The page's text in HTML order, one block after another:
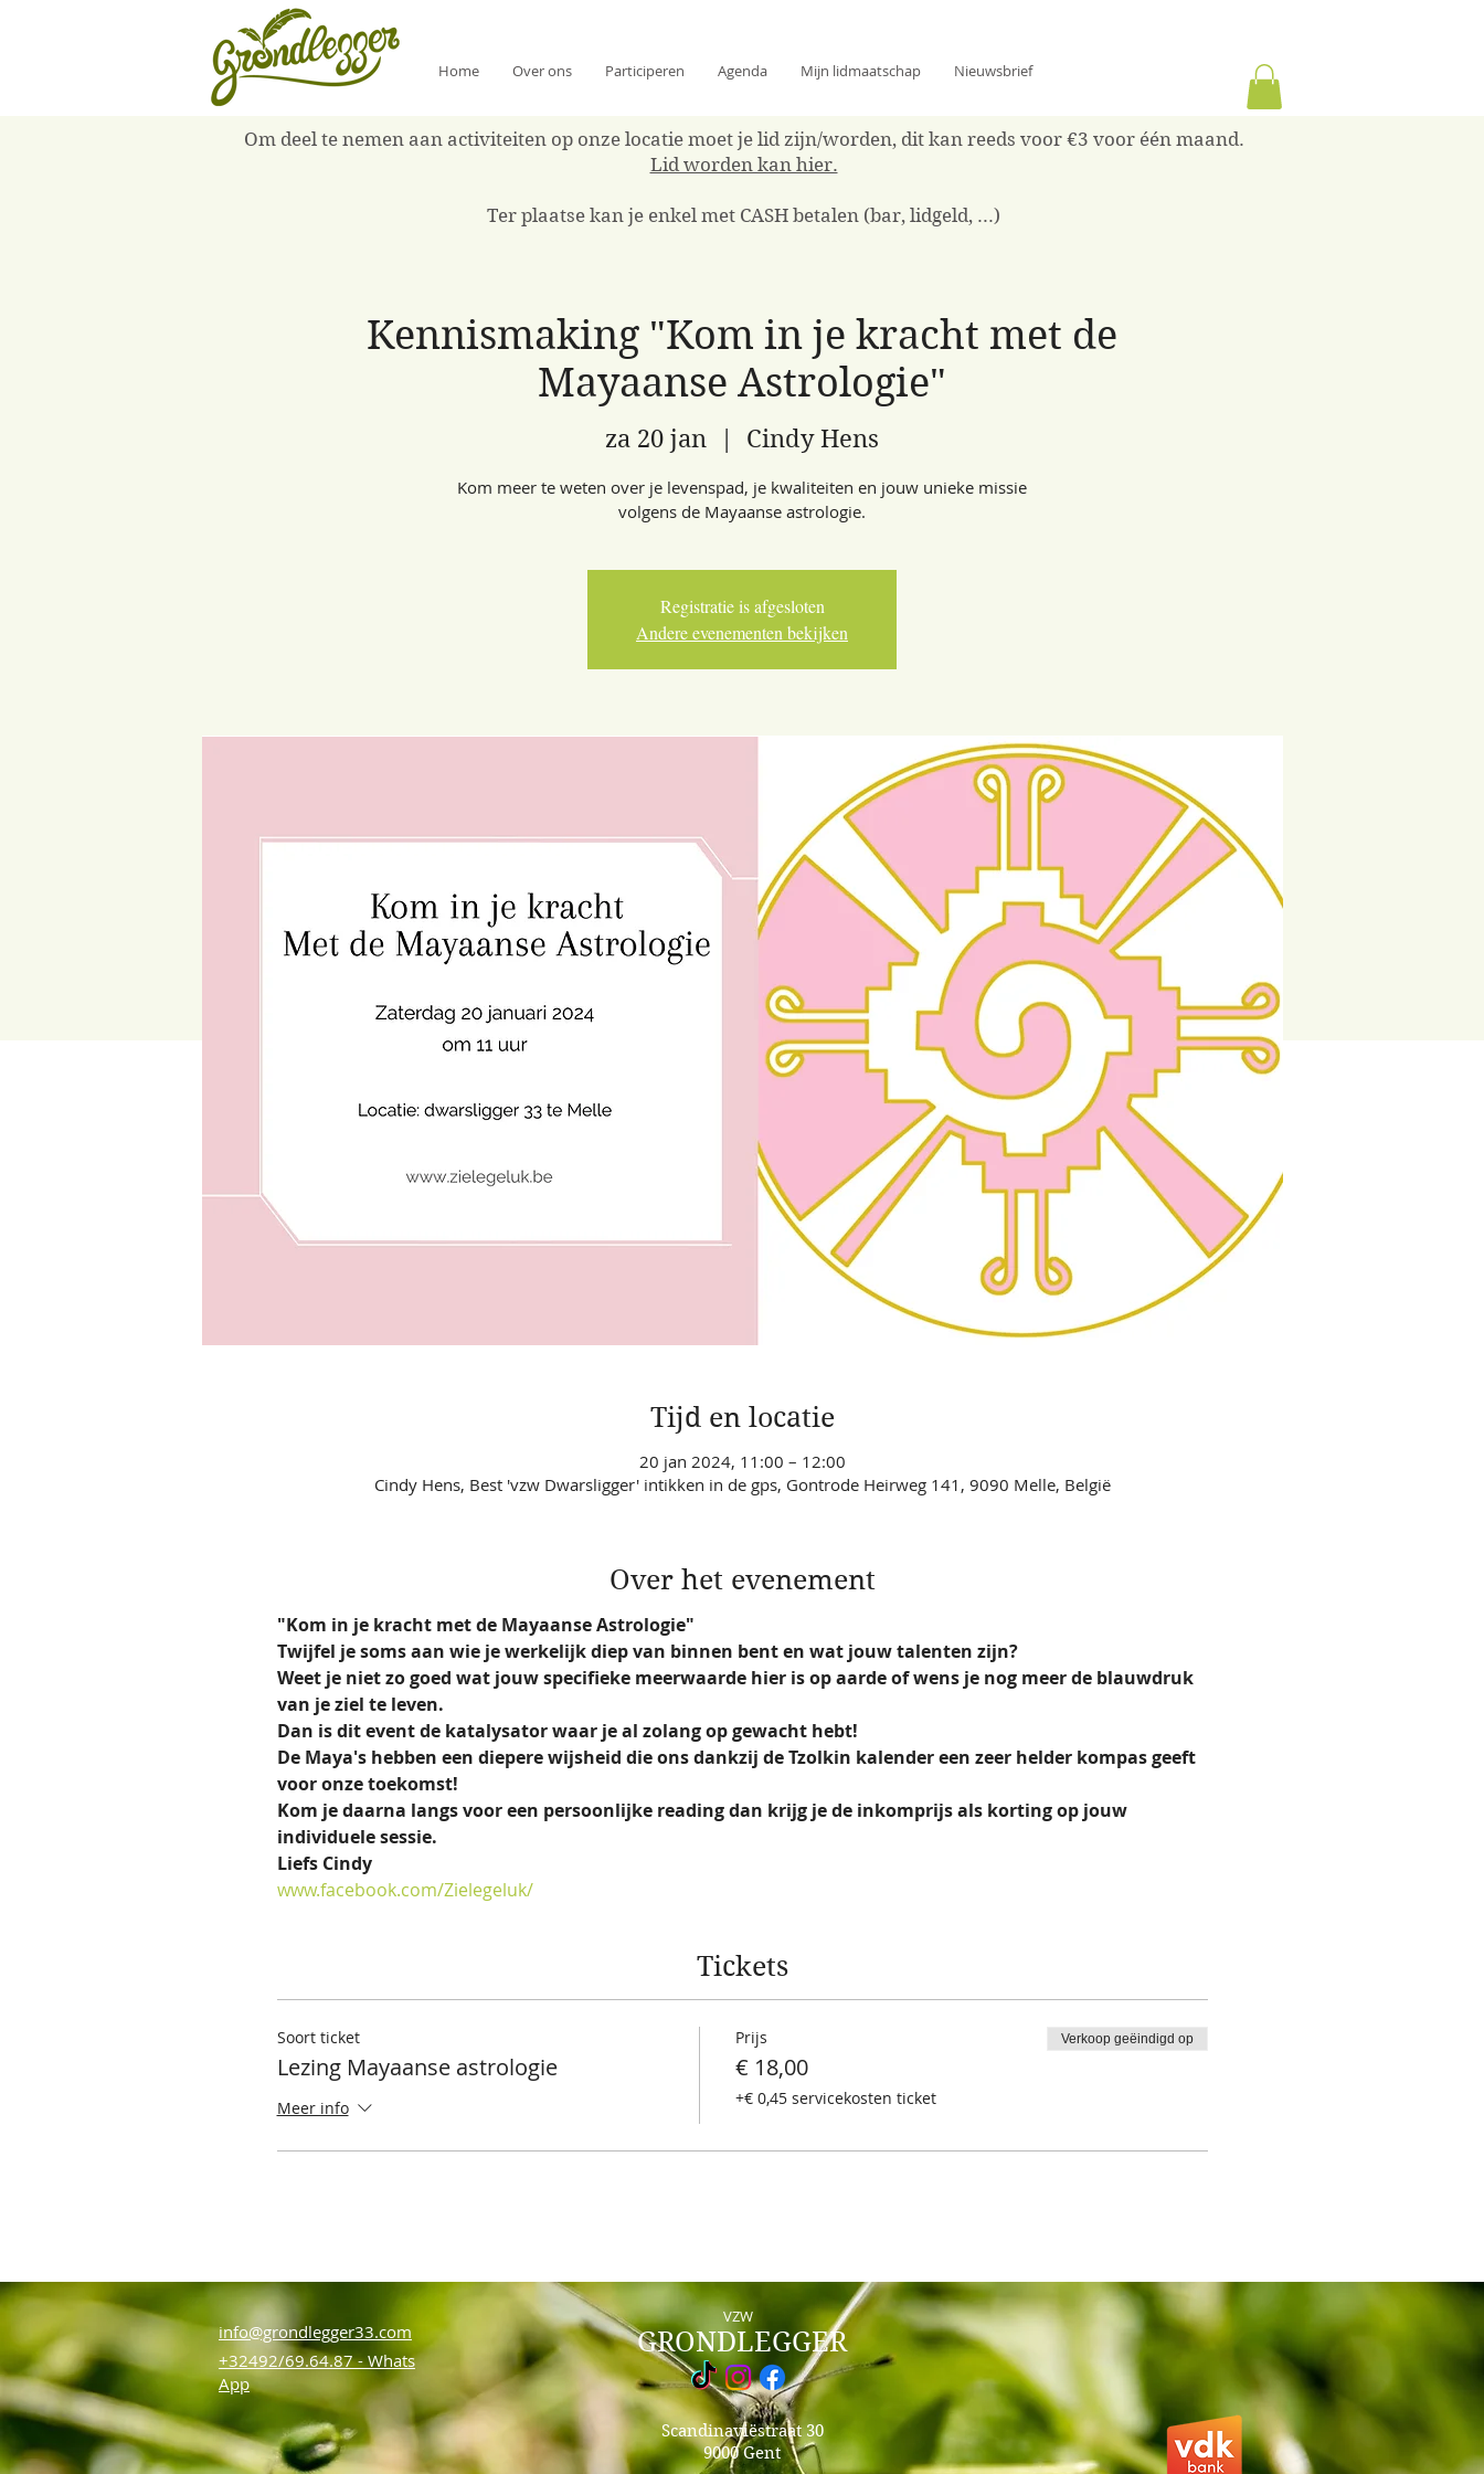
Home Over ons Participeren Agenda Mijn lidmaatschap Nieuwsbrief
Om deel te nemen aan activiteiten op onze locatie moet je lid zijn/worden, dit kan reeds voor €3 voor één maand.
Lid worden kan hier.
Ter plaatse kan je enkel met CASH betalen (bar, lidgeld, ...)
Kennismaking "Kom in je kracht met de
Mayaanse Astrologie"
za 20 jan
  |
Cindy Hens
Kom meer te weten over je levenspad, je kwaliteiten en jouw unieke missie
volgens de Mayaanse astrologie.
Registratie is afgesloten
Andere evenementen bekijken
Tijd en locatie
20 jan 2024, 11:00 – 12:00
Cindy Hens, Best 'vzw Dwarsligger' intikken in de gps, Gontrode Heirweg 141, 9090 Melle, België
Over het evenement
"Kom in je kracht met de Mayaanse Astrologie"
Twijfel je soms aan wie je werkelijk diep van binnen bent en wat jouw talenten zijn?
Weet je niet zo goed wat jouw specifieke meerwaarde hier is op aarde of wens je nog meer de blauwdruk
van je ziel te leven.
Dan is dit event de katalysator waar je al zolang op gewacht hebt!
De Maya's hebben een diepere wijsheid die ons dankzij de Tzolkin kalender een zeer helder kompas geeft
voor onze toekomst!
Kom je daarna langs voor een persoonlijke reading dan krijg je de inkomprijs als korting op jouw
individuele sessie.
Liefs Cindy
www.facebook.com/Zielegeluk/
Tickets
Soort ticket
Lezing Mayaanse astrologie
Meer info
Prijs
€ 18,00
+€ 0,45 servicekosten ticket
Verkoop geëindigd op
info@grondlegger33.com
+32492/69.64.87 - Whats
App
VZW
GRONDLEGGER
Scandinaviëstraat 30
9000 Gent